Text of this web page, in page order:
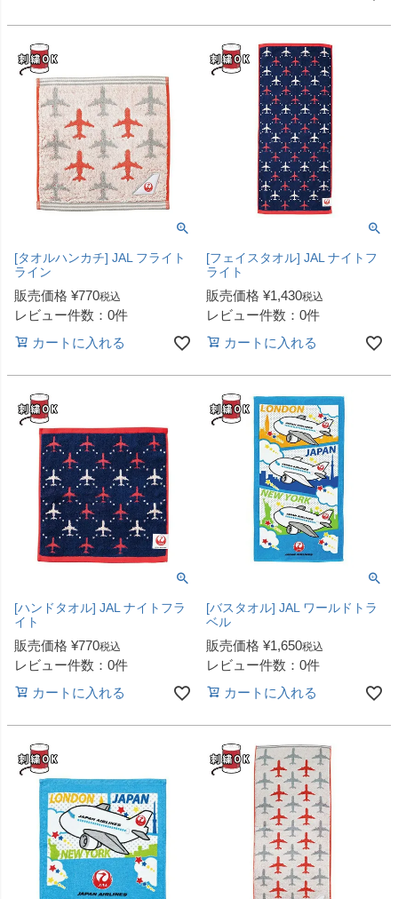
[タオルハンカチ] JAL フライト
ライン
販売価格 ¥770税込
レビュー件数：0件
カートに入れる
[フェイスタオル] JAL ナイトフ
ライト
販売価格 ¥1,430税込
レビュー件数：0件
カートに入れる
[ハンドタオル] JAL ナイトフラ
イト
販売価格 ¥770税込
レビュー件数：0件
カートに入れる
[バスタオル] JAL ワールドトラ
ベル
販売価格 ¥1,650税込
レビュー件数：0件
カートに入れる